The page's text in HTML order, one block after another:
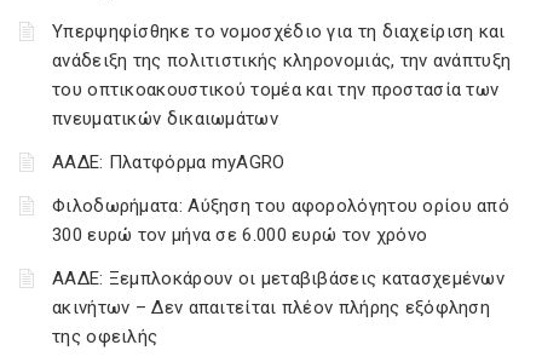
Υπερψηφίσθηκε το νομοσχέδιο για τη διαχείριση και
ανάδειξη της πολιτιστικής κληρονομιάς, την ανάπτυξη
του οπτικοακουστικού τομέα και την προστασία των
πνευματικών δικαιωμάτων
ΑΑΔΕ: Πλατφόρμα myAGRO
Φιλοδωρήματα: Αύξηση του αφορολόγητου ορίου από
300 ευρώ τον μήνα σε 6.000 ευρώ τον χρόνο
ΑΑΔΕ: Ξεμπλοκάρουν οι μεταβιβάσεις κατασχεμένων
ακινήτων – Δεν απαιτείται πλέον πλήρης εξόφληση
της οφειλής